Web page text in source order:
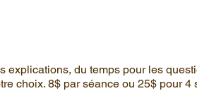
du temps pour les
choix. 8$ par séance ou 25$ pour 4